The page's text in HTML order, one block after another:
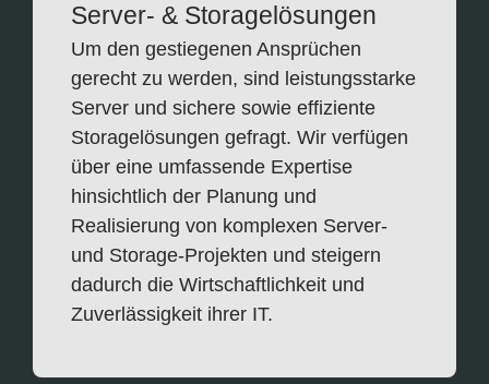
Server- & Storagelösungen
Um den gestiegenen Ansprüchen
gerecht zu werden, sind leistungsstarke
Server und sichere sowie effiziente
Storagelösungen gefragt. Wir verfügen
über eine umfassende Expertise
hinsichtlich der Planung und
Realisierung von komplexen Server-
und Storage-Projekten und steigern
dadurch die Wirtschaftlichkeit und
Zuverlässigkeit ihrer IT.